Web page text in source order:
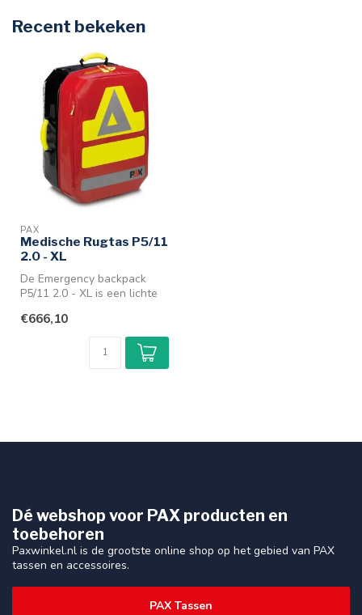
Recent bekeken
PAX
Medische Rugtas P5/11
2.0 - XL
De Emergency backpack
P5/11 2.0 - XL is een lichte
noodsitua...
€666,10
Dé webshop voor PAX producten en
toebehoren
Paxwinkel.nl is de grootste online shop op het gebied van PAX
tassen en accessoires.
PAX Tassen